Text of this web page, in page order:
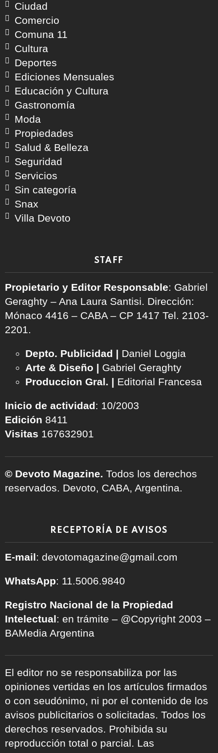
Ciudad
Comercio
Comuna 11
Cultura
Deportes
Ediciones Mensuales
Educación y Cultura
Gastronomía
Moda
Propiedades
Salud & Belleza
Seguridad
Servicios
Sin categoría
Snax
Villa Devoto
STAFF
Propietario y Editor Responsable: Gabriel
Geraghty – Ana Laura Santisi. Dirección:
Mónaco 4416 – CABA – CP 1417 Tel. 2103-
2201.
Depto. Publicidad | Daniel Loggia
Arte & Diseño | Gabriel Geraghty
Produccion Gral. | Editorial Francesa
Inicio de actividad: 10/2003
Edición 8411
Visitas 167632901
© Devoto Magazine. Todos los derechos
reservados. Devoto, CABA, Argentina.
RECEPTORÍA DE AVISOS
E-mail: devotomagazine@gmail.com
WhatsApp: 11.5006.9840
Registro Nacional de la Propiedad
Intelectual: en trámite – @Copyright 2003 –
BAMedia Argentina
El editor no se responsabiliza por las
opiniones vertidas en los artículos firmados
o con seudónimo, ni por el contenido de los
avisos publicitarios o solicitadas. Todos los
derechos reservados. Prohibida su
reproducción total o parcial. Las